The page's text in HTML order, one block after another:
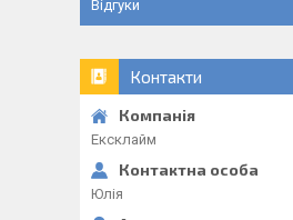
Відгуки
Контакти
Ексклайм
Юлія